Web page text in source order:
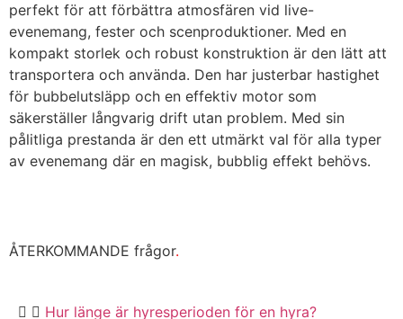
perfekt för att förbättra atmosfären vid live-
evenemang, fester och scenproduktioner. Med en
kompakt storlek och robust konstruktion är den lätt att
transportera och använda. Den har justerbar hastighet
för bubbelutsläpp och en effektiv motor som
säkerställer långvarig drift utan problem. Med sin
pålitliga prestanda är den ett utmärkt val för alla typer
av evenemang där en magisk, bubblig effekt behövs.
ÅTERKOMMANDE frågor.
Hur länge är hyresperioden för en hyra?